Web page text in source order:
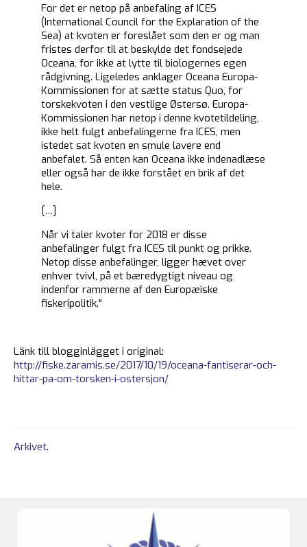
For det er netop på anbefaling af ICES
(International Council for the Explaration of the
Sea) at kvoten er foreslået som den er og man
fristes derfor til at beskylde det fondsejede
Oceana, for ikke at lytte til biologernes egen
rådgivning. Ligeledes anklager Oceana Europa-
Kommissionen for at sætte status Quo, for
torskekvoten i den vestlige Østersø. Europa-
Kommissionen har netop i denne kvotetildeling,
ikke helt fulgt anbefalingerne fra ICES, men
istedet sat kvoten en smule lavere end
anbefalet. Så enten kan Oceana ikke indenadlæse
eller også har de ikke forstået en brik af det
hele.
[…]
Når vi taler kvoter for 2018 er disse
anbefalinger fulgt fra ICES til punkt og prikke.
Netop disse anbefalinger, ligger hævet over
enhver tvivl, på et bæredygtigt niveau og
indenfor rammerne af den Europæiske
fiskeripolitik."
Länk till blogginlägget i original:
http://fiske.zaramis.se/2017/10/19/oceana-fantiserar-och-
hittar-pa-om-torsken-i-ostersjon/
Arkivet.